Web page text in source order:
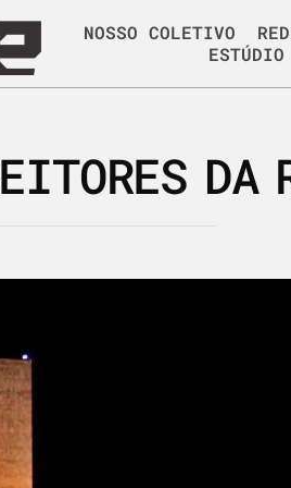
NOSSO COLETIVO
ESTÚDIO
DA